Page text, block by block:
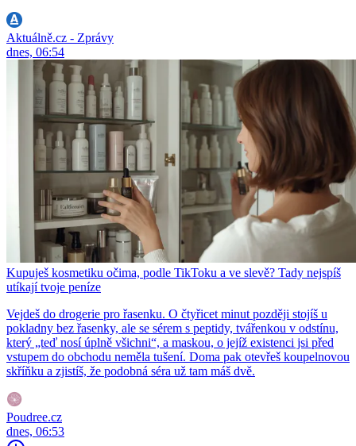
Aktuálně.cz - Zprávy
dnes, 06:54
Kupuješ kosmetiku očima, podle TikToku a ve slevě? Tady nejspíš
utíkají tvoje peníze
Vejdeš do drogerie pro řasenku. O čtyřicet minut později stojíš u
pokladny bez řasenky, ale se sérem s peptidy, tvářenkou v odstínu,
který „teď nosí úplně všichni“, a maskou, o jejíž existenci jsi před
vstupem do obchodu neměla tušení. Doma pak otevřeš koupelnovou
skříňku a zjistíš, že podobná séra už tam máš dvě.
Poudree.cz
dnes, 06:53